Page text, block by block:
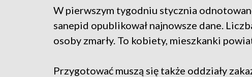
W pierwszym tygodniu stycznia
sanepid opublikował najnowsze dane.
osoby zmarły. To kobiety, mieszkanki
Przygotować muszą się także oddziały